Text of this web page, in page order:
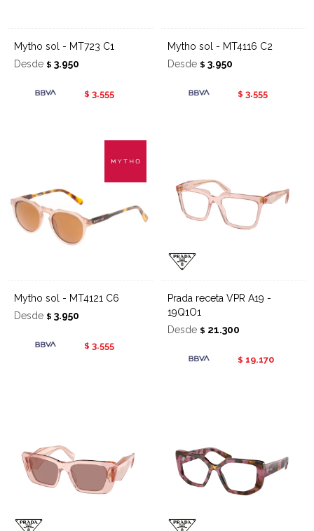
Mytho sol - MT723 C1
Desde $ 3.950
$ 3.555
Mytho sol - MT4116 C2
Desde $ 3.950
$ 3.555
Mytho sol - MT4121 C6
Desde $ 3.950
$ 3.555
Prada receta VPR A19 -
19Q1O1
Desde $ 21.300
$ 19.170